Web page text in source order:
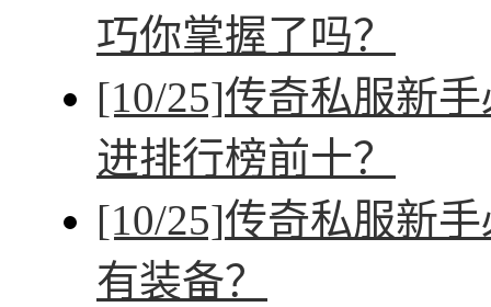
巧你掌握了吗？
[10/25]传奇私服新
进排行榜前十？
[10/25]传奇私服新
有装备？